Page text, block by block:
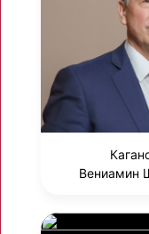
Вениамин